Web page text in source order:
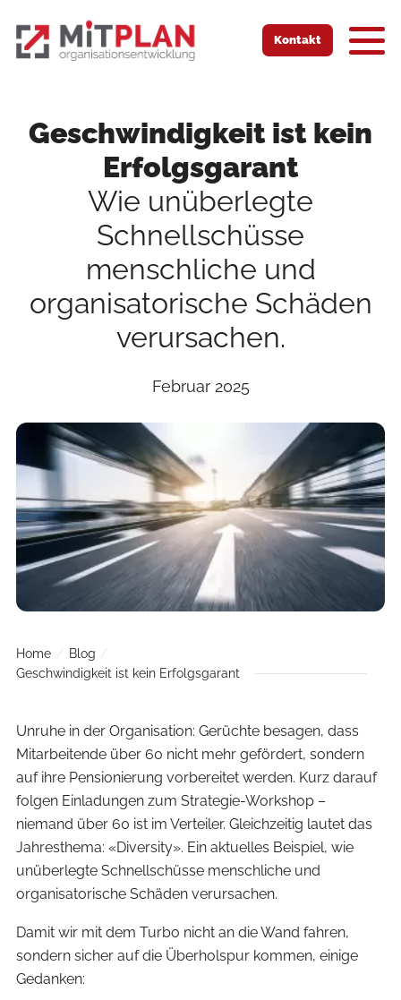
Kontakt
Home
Blog
Geschwindigkeit ist kein Erfolgsgarant
Geschwindigkeit ist kein
Erfolgsgarant
Wie unüberlegte
Schnellschüsse
menschliche und
organisatorische Schäden
verursachen.
Februar 2025
Unruhe in der Organisation: Gerüchte besagen, dass
Mitarbeitende über 60 nicht mehr gefördert, sondern
auf ihre Pensionierung vorbereitet werden. Kurz darauf
folgen Einladungen zum Strategie-Workshop –
niemand über 60 ist im Verteiler. Gleichzeitig lautet das
Jahresthema: «Diversity». Ein aktuelles Beispiel, wie
unüberlegte Schnellschüsse menschliche und
organisatorische Schäden verursachen.
Damit wir mit dem Turbo nicht an die Wand fahren,
sondern sicher auf die Überholspur kommen, einige
Gedanken: